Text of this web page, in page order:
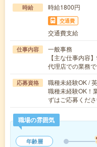
時給 時給1800円
交通費
交通費支給
仕事内容
一般事務
【主な仕事内容
代理店での業務
応募資格
職種未経験OK /
職種未経験OK！
ずはご応募くだ
職場の雰囲気
年齢層